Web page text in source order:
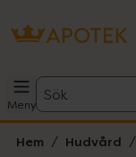
Meny
Sök
Hem Hudvård